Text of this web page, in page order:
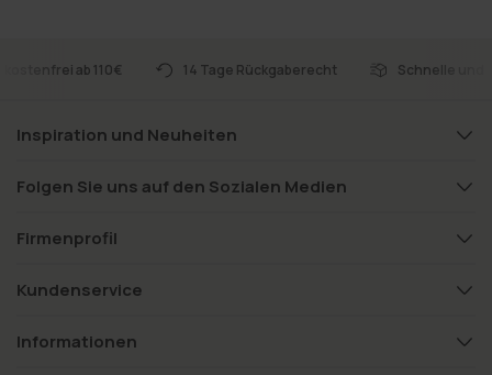
ab 110€ 14 Tage Rückgaberecht Schnelle und
Inspiration und Neuheiten
Folgen Sie uns auf den Sozialen Medien
Firmenprofil
Kundenservice
Informationen